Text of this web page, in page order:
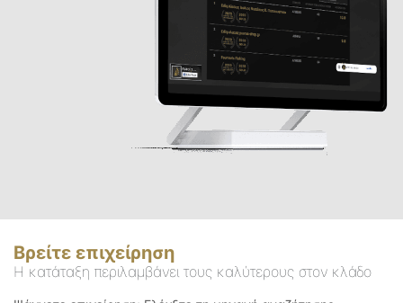
Βρείτε επιχείρηση
Η κατάταξη περιλαμβάνει τους καλύτερους στον κλάδο